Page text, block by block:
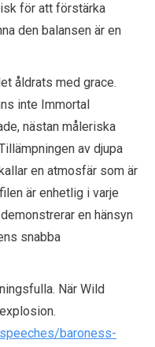
för att förstärka
den balansen är en
åldrats med grace.
inte Immortal
nästan måleriska
av djupa
en atmosfär som är
är enhetlig i varje
en hänsyn
snabba
När Wild
baroness-